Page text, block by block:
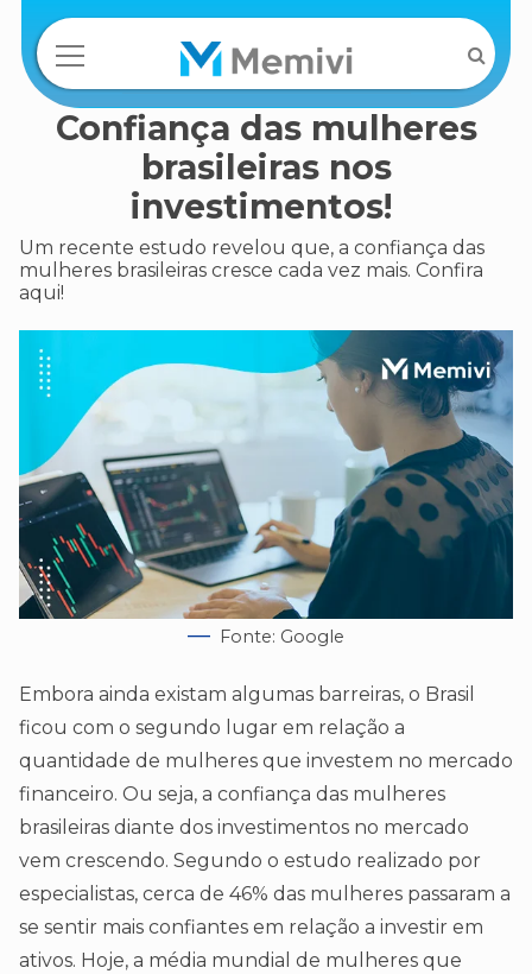
Confiança das mulheres
brasileiras nos
investimentos!
Um recente estudo revelou que, a confiança das
mulheres brasileiras cresce cada vez mais. Confira
aqui!
Fonte: Google
Embora ainda existam algumas barreiras, o Brasil
ficou com o segundo lugar em relação a
quantidade de mulheres que investem no mercado
financeiro. Ou seja, a confiança das mulheres
brasileiras diante dos investimentos no mercado
vem crescendo. Segundo o estudo realizado por
especialistas, cerca de 46% das mulheres passaram a
se sentir mais confiantes em relação a investir em
ativos. Hoje, a média mundial de mulheres que